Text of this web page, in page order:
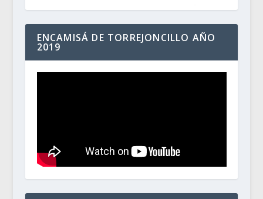
ENCAMISÁ DE TORREJONCILLO AÑO
2019